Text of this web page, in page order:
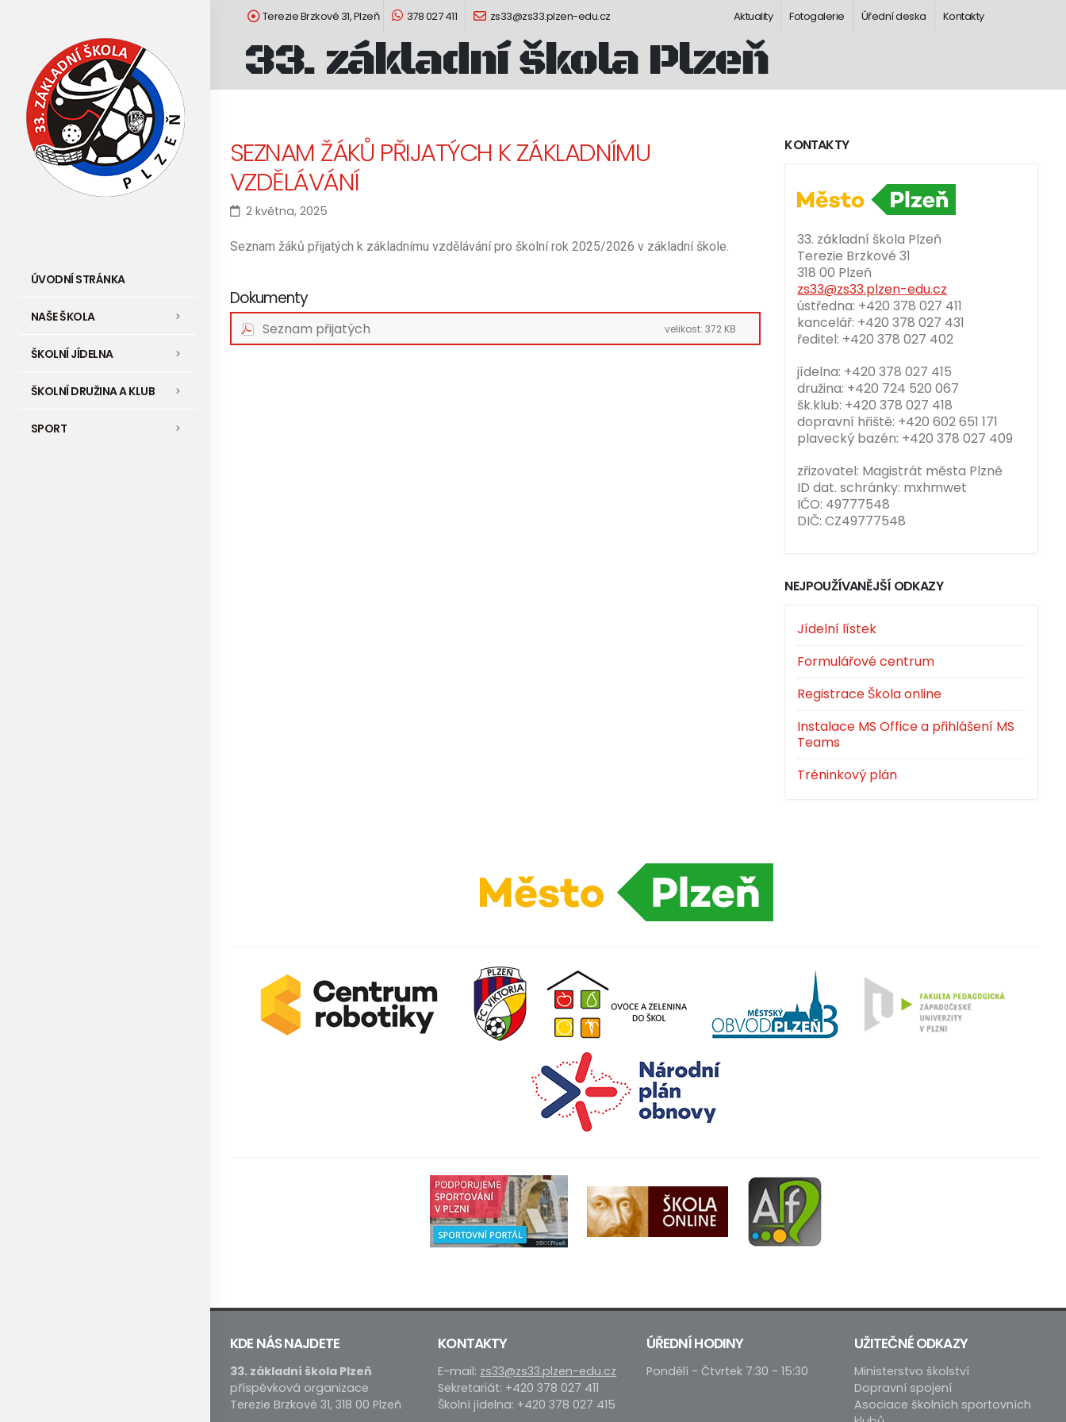
ÚVODNÍ STRÁNKA
NAŠE ŠKOLA
ŠKOLNÍ JÍDELNA
ŠKOLNÍ DRUŽINA A KLUB
SPORT
Terezie Brzkové 31, Plzeň 378 027 411 zs33@zs33.plzen-edu.cz Aktuality Fotogalerie Úřední deska Kontakty
33. základní škola Plzeň
SEZNAM ŽÁKŮ PŘIJATÝCH K ZÁKLADNÍMU
VZDĚLÁVÁNÍ
2 května, 2025
Seznam žáků přijatých k základnímu vzdělávání pro školní rok 2025/2026 v základní škole.
Dokumenty
Seznam přijatých velikost: 372 KB
KONTAKTY
33. základní škola Plzeň
Terezie Brzkové 31
318 00 Plzeň
zs33@zs33.plzen-edu.cz
ústředna: +420 378 027 411
kancelář: +420 378 027 431
ředitel: +420 378 027 402
jídelna: +420 378 027 415
družina: +420 724 520 067
šk.klub: +420 378 027 418
dopravní hřiště: +420 602 651 171
plavecký bazén: +420 378 027 409
zřizovatel: Magistrát města Plzně
ID dat. schránky: mxhmwet
IČO: 49777548
DIČ: CZ49777548
NEJPOUŽÍVANĚJŠÍ ODKAZY
Jídelní lístek
Formulářové centrum
Registrace Škola online
Instalace MS Office a přihlášení MS
Teams
Tréninkový plán
KDE NÁS NAJDETE
33. základní škola Plzeň
příspěvková organizace
Terezie Brzkové 31, 318 00 Plzeň
KONTAKTY
E-mail: zs33@zs33.plzen-edu.cz
Sekretariát: +420 378 027 411
Školní jídelna: +420 378 027 415
ÚŘEDNÍ HODINY
Pondělí - Čtvrtek 7:30 - 15:30
UŽITEČNÉ ODKAZY
Ministerstvo školství
Dopravní spojení
Asociace školních sportovních